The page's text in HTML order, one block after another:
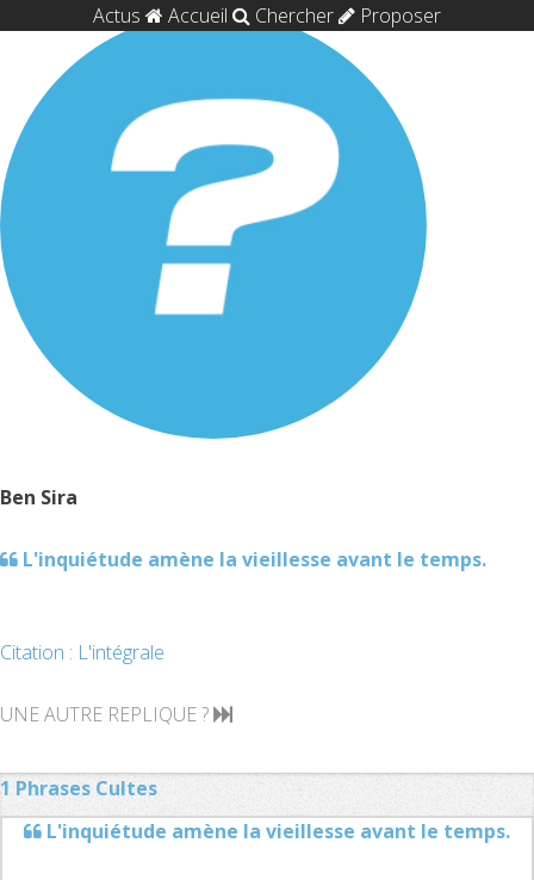
Actus Accueil Chercher Proposer
Ben Sira
L'inquiétude amène la vieillesse avant le temps.
Citation : L'intégrale
UNE AUTRE REPLIQUE ?
1 Phrases Cultes
L'inquiétude amène la vieillesse avant le temps.